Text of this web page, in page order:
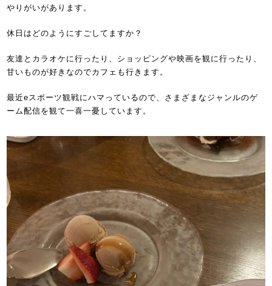
やりがいがあります。
休日はどのようにすごしてますか？
友達とカラオケに行ったり、ショッピングや映画を観に行ったり、
甘いものが好きなのでカフェも行きます。
最近eスポーツ観戦にハマっているので、さまざまなジャンルのゲ
ーム配信を観て一喜一憂しています。